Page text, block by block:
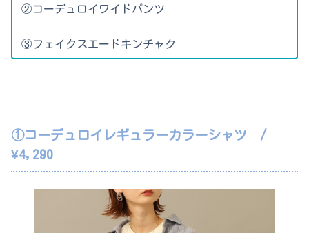
②コーデュロイワイドパンツ
③フェイクスエードキンチャク
①コーデュロイレギュラーカラーシャツ /
¥4,290